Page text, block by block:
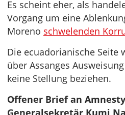
Es scheint eher, als
Vorgang um eine
Moreno schwelenden
Die ecuadorianische Seite
über Assanges
keine Stellung beziehen.
Offener Brief an
Generalsekretär Kumi